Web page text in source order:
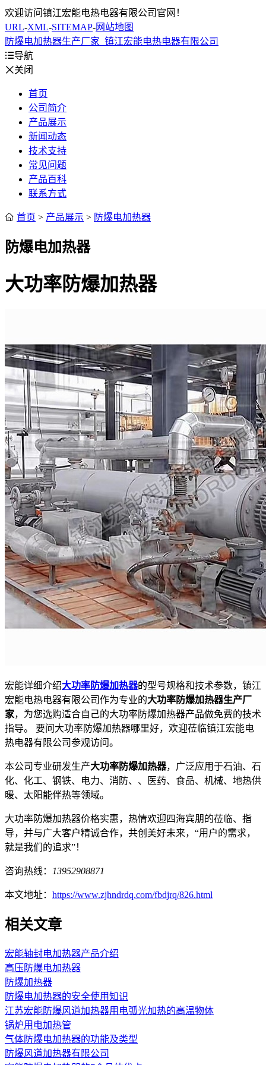
欢迎访问镇江宏能电热电器有限公司官网！
URL-XML-SITEMAP-网站地图
防爆电加热器生产厂家_镇江宏能电热电器有限公司
导航
关闭
首页
公司简介
产品展示
新闻动态
技术支持
常见问题
产品百科
联系方式
 首页 > 产品展示 > 防爆电加热器
防爆电加热器
大功率防爆加热器
宏能详细介绍大功率防爆加热器的型号规格和技术参数，镇江
宏能电热电器有限公司作为专业的大功率防爆加热器生产厂
家，为您选购适合自己的大功率防爆加热器产品做免费的技术
指导。 要问大功率防爆加热器哪里好，欢迎莅临镇江宏能电
热电器有限公司参观访问。
本公司专业研发生产大功率防爆加热器，广泛应用于石油、石
化、化工、钢铁、电力、消防、、医药、食品、机械、地热供
暖、太阳能伴热等领域。
大功率防爆加热器价格实惠，热情欢迎四海宾朋的莅临、指
导，并与广大客户精诚合作，共创美好未来，“用户的需求，
就是我们的追求”！
咨询热线： 13952908871
本文地址： https://www.zjhndrdq.com/fbdjrq/826.html
相关文章
宏能轴封电加热器​产品介绍
高压防爆电加热器
防爆加热器
防爆电加热器的安全使用知识
江苏宏能防爆风道加热器用电弧光加热的高温物体
锅炉用电加热管
气体防爆电加热器的功能及类型
防爆风道加热器有限公司